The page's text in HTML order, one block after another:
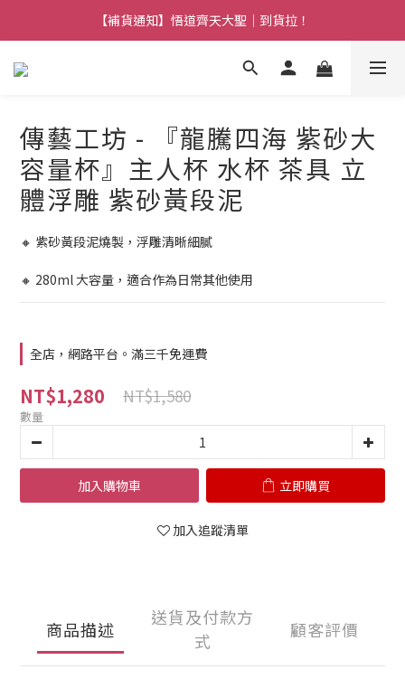
【熱門】馬上有系列！四種寶物幫你財運「轉」進來
【補貨通知】悟道齊天大聖｜到貨拉！
【熱門】馬上有系列！四種寶物幫你財運「轉」進來
傳藝工坊 - 『龍騰四海 紫砂大
容量杯』主人杯 水杯 茶具 立
體浮雕 紫砂黃段泥
🔸 紫砂黃段泥燒製，浮雕清晰細膩
🔸 280ml 大容量，適合作為日常其他使用
全店，網路平台。滿三千免運費
NT$1,280 NT$1,580
數量
加入購物車 立即購買
加入追蹤清單
商品描述
送貨及付款方
式
顧客評價